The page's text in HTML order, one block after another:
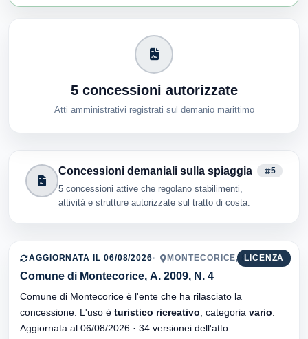
5 concessioni autorizzate
Atti amministrativi registrati sul demanio marittimo
Concessioni demaniali sulla spiaggia
5 concessioni attive che regolano stabilimenti,
attività e strutture autorizzate sul tratto di costa.
5
LICENZA
AGGIORNATA IL 06/08/2026 MONTECORICE, 84071
Comune di Montecorice, A. 2009, N. 4
Comune di Montecorice è l'ente che ha rilasciato la
concessione. L'uso è turistico ricreativo , categoria vario
Aggiornata al 06/08/2026 · 34 versionei dell'atto.